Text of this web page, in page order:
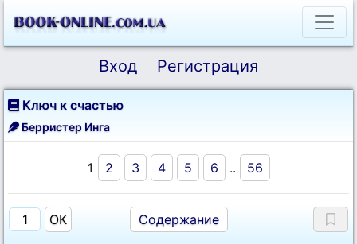
Вход Регистрация
Ключ к счастью
Берристер Инга
1 2 3 4 5 6 .. 56
Содержание